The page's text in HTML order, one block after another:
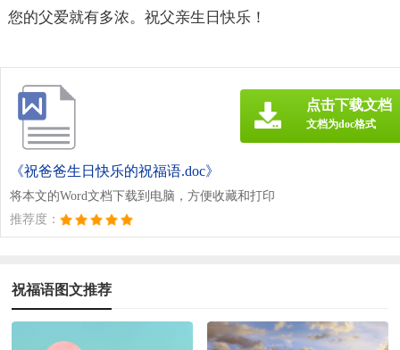
您的父爱就有多浓。祝父亲生日快乐！
《祝爸爸生日快乐的祝福语.doc》
将本文的Word文档下载到电脑，方便收藏和打印
推荐度：
点击下载文档
文档为doc格式
祝福语图文推荐